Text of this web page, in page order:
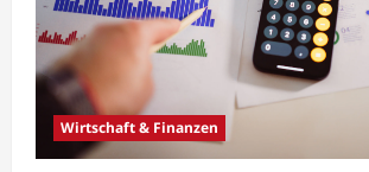
Wirtschaft & Finanzen